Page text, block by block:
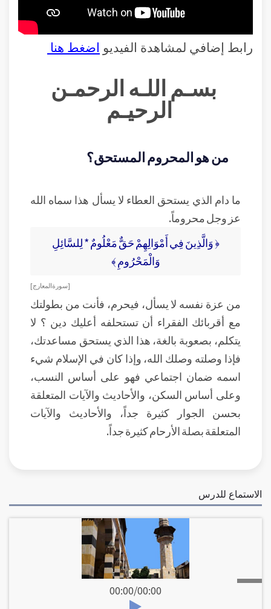
رابط إضافي لمشاهدة الفيديو اضغط هنا
بسـم اللـه الرحمـن
الرحيـم
من هو المحروم المستحق؟
ما دام الذي يستحق العطاء لا يسأل هذا سماه الله
عز وجل محروماً.
﴿ وَالَّذِينَ فِي أَمْوَالِهِمْ حَقٌّ مَعْلُومٌ * لِلسَّائِلِ
وَالْمَحْرُومِ ﴾
[ سورة المعارج ]
من عزة نفسه لا يسأل، فيحرم، فأنت من بطولتك
مع أقربائك الفقراء أن تستحلفه أعليك دين ؟ لا
يتكلم، بصعوبة بالغة، هذا الذي يستحق مساعدتك،
فإذا وصلته وصلك الله، وإذا كان في الإسلام شيء
اسمه ضمان اجتماعي فهو على أساس النسب،
وعلى أساس السكن، والأحاديث والآيات المتعلقة
بحسن الجوار كثيرة جداً، والأحاديث والآيات
المتعلقة بصلة الأرحام كثيرة جداً.
الاستماع للدرس
00:00/00:00